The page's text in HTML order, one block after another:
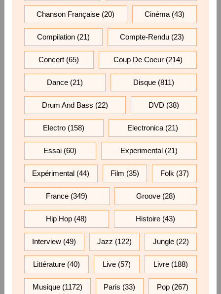
Chanson Française (20) Cinéma(43)
Compilation(21) Compte-Rendu (23)
Concert (65) Coup De Coeur(214)
Dance(21) Disque (811)
Drum And Bass (22) DVD (38)
Electro (158) Electronica(21)
Essai (60) Experimental(21)
Expérimental (44) Film (35) Folk (37)
France (349) Groove(28)
Hip Hop (48) Histoire(43)
Interview (49) Jazz (122) Jungle(22)
Littérature(40) Live (57) Livre (188)
Musique(1172) Paris (33) Pop (267)